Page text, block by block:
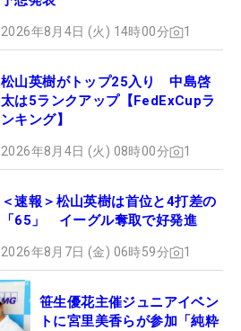
2026年8月4日 (火) 14時00分 1
松山英樹がトップ25入り 中島啓
太は5ランクアップ【FedExCupラ
ンキング】
2026年8月4日 (火) 08時00分 1
＜速報＞松山英樹は首位と4打差の
「65」 イーグル奪取で好発進
2026年8月7日 (金) 06時59分 1
笹生優花主催ジュニアイベン
トに宮里美香らが参加「純粋